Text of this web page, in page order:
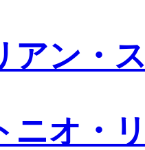
アン・
ニオ・